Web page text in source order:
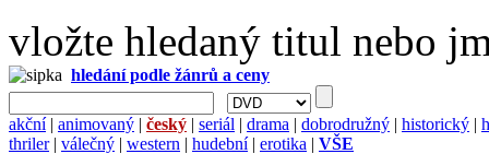
vložte hledaný titul nebo
hledání podle žánrů a ceny
akční| animovaný | český | seriál | drama | dobrodružný | historický |
thriler| válečný | western | hudební| erotika | VŠE